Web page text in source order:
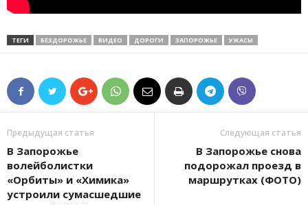
ТЕГИ БЕЗДОРОЖЬЕ ВИДЕО ДОРОГИ ЗАПОРОЖЬЕ УЖАСЫ
Предыдущая статья
В Запорожье
волейболистки
«Орбиты» и «Химика»
устроили сумасшедшие
Следующая статья
В Запорожье снова
подорожал проезд в
маршрутках (ФОТО)